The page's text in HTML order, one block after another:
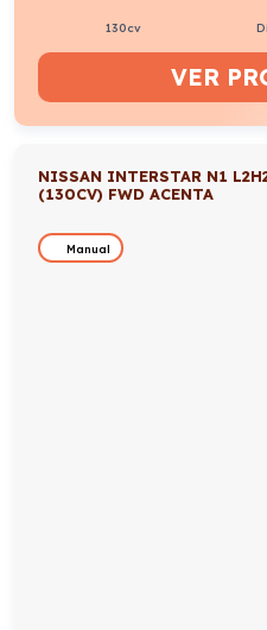
130cv
VER
NISSAN INTERSTAR N1
(130CV) FWD ACENTA
Manual